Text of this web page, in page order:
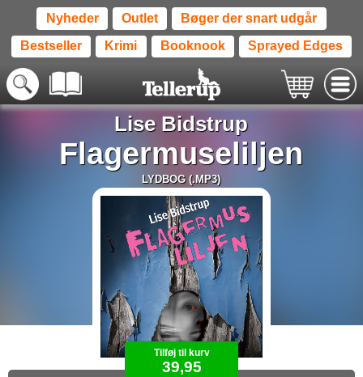
Nyheder Outlet Bøger der snart udgår
Bestseller Krimi Booknook Sprayed Edges
Lise Bidstrup
Flagermuseliljen
LYDBOG (.MP3)
Tilføj til kurv
39,95